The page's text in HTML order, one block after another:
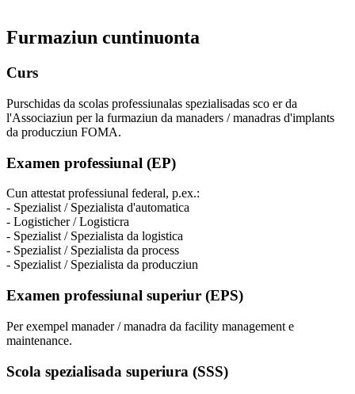
Furmaziun cuntinuonta
Curs
Purschidas da scolas professiunalas spezialisadas sco er da
l'Associaziun per la furmaziun da manaders / manadras d'implants
da producziun FOMA.
Examen professiunal (EP)
Cun attestat professiunal federal, p.ex.:
- Spezialist / Spezialista d'automatica
- Logisticher / Logisticra
- Spezialist / Spezialista da logistica
- Spezialist / Spezialista da process
- Spezialist / Spezialista da producziun
Examen professiunal superiur (EPS)
Per exempel manader / manadra da facility management e
maintenance.
Scola spezialisada superiura (SSS)